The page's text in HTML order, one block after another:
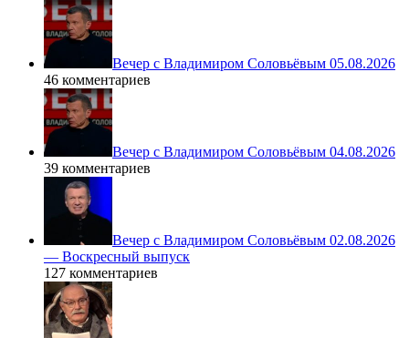
Вечер с Владимиром Соловьёвым 05.08.2026
46 комментариев
Вечер с Владимиром Соловьёвым 04.08.2026
39 комментариев
Вечер с Владимиром Соловьёвым 02.08.2026
— Воскресный выпуск
127 комментариев